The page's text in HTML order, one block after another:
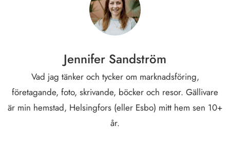
Jennifer Sandström
Vad jag tänker och tycker om marknadsföring,
företagande, foto, skrivande, böcker och resor. Gällivare
är min hemstad, Helsingfors (eller Esbo) mitt hem sen 10+
år.